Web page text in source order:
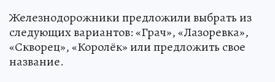
Железнодорожники предложили выбрать из
следующих вариантов: «Грач», «Лазоревка»,
«Скворец», «Королёк» или предложить свое
название.